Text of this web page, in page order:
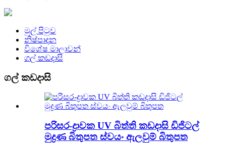
මුල් පිටුව
නිෂ්පාදන
විශේෂ මාලාවන්
ගල් කඩදාසි
ගල් කඩදාසි
පරිසර-ද්‍රාවක UV බිත්ති කඩදාසි ඩිජිටල්
මුද්‍රණ බිතුපත ස්වයං ඇලවුම් බිතුපත